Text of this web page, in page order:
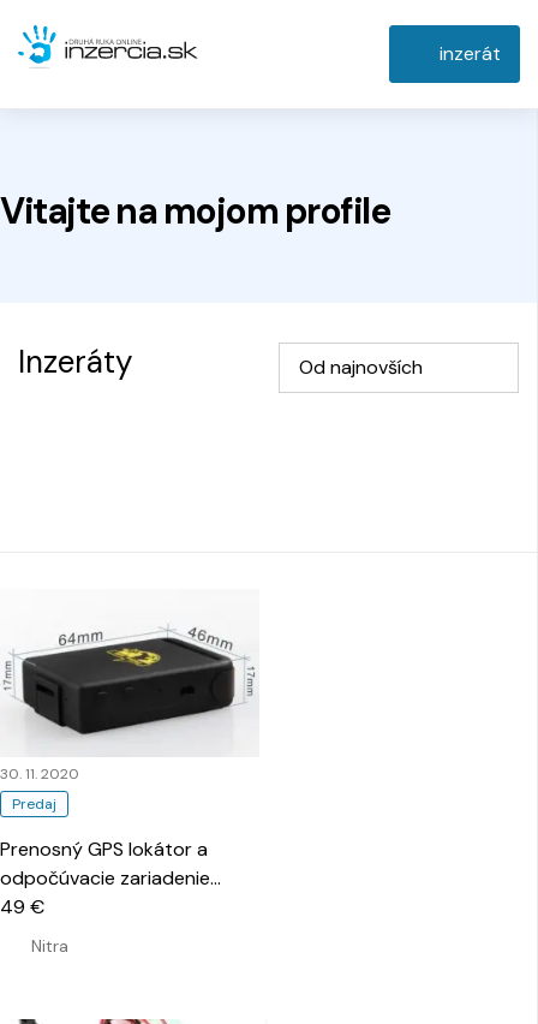
inzerát
Vitajte na mojom profile
Inzeráty Od najnovších
Predaj
30. 11. 2020
Prenosný GPS lokátor a
odpočúvacie zariadenie…
Nitra
49 €